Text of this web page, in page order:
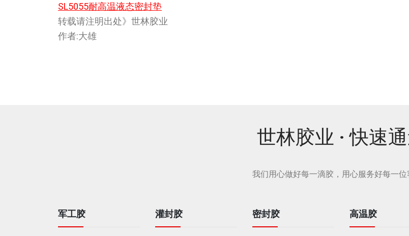
SL5055耐高温液态密封垫
转载请注明出处》世林胶业
作者:大雄
世林胶业 · 快速
我们用心做好每一滴胶，用心服务好每一位
军工胶 灌封胶 密封胶 高温胶